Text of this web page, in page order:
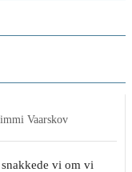
Vaarskov
vi om vi